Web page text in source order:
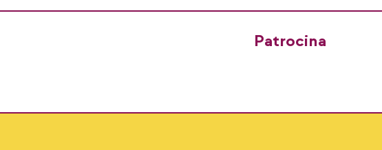
Patrocina